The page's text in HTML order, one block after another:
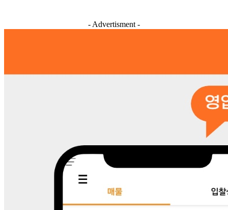
- Advertisment -